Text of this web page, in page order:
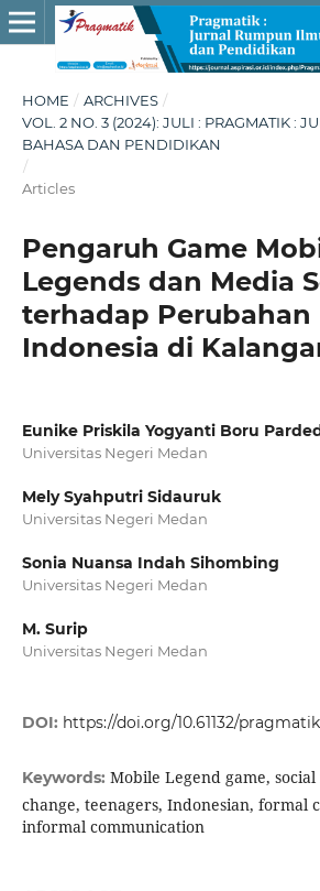
HOME / ARCHIVES /
VOL. 2 NO. 3 (2024): JULI : PRAGMATIK :
BAHASA DAN PENDIDIKAN
/
Articles
Pengaruh Game
Legends dan Media
terhadap Perubahan
Indonesia di
Eunike Priskila Yogyanti Boru
Universitas Negeri Medan
Mely Syahputri Sidauruk
Universitas Negeri Medan
Sonia Nuansa Indah Sihombing
Universitas Negeri Medan
M. Surip
Universitas Negeri Medan
DOI: https://doi.org/10.61132/
Keywords: Mobile Legend game,
change, teenagers, Indonesian, formal
informal communication